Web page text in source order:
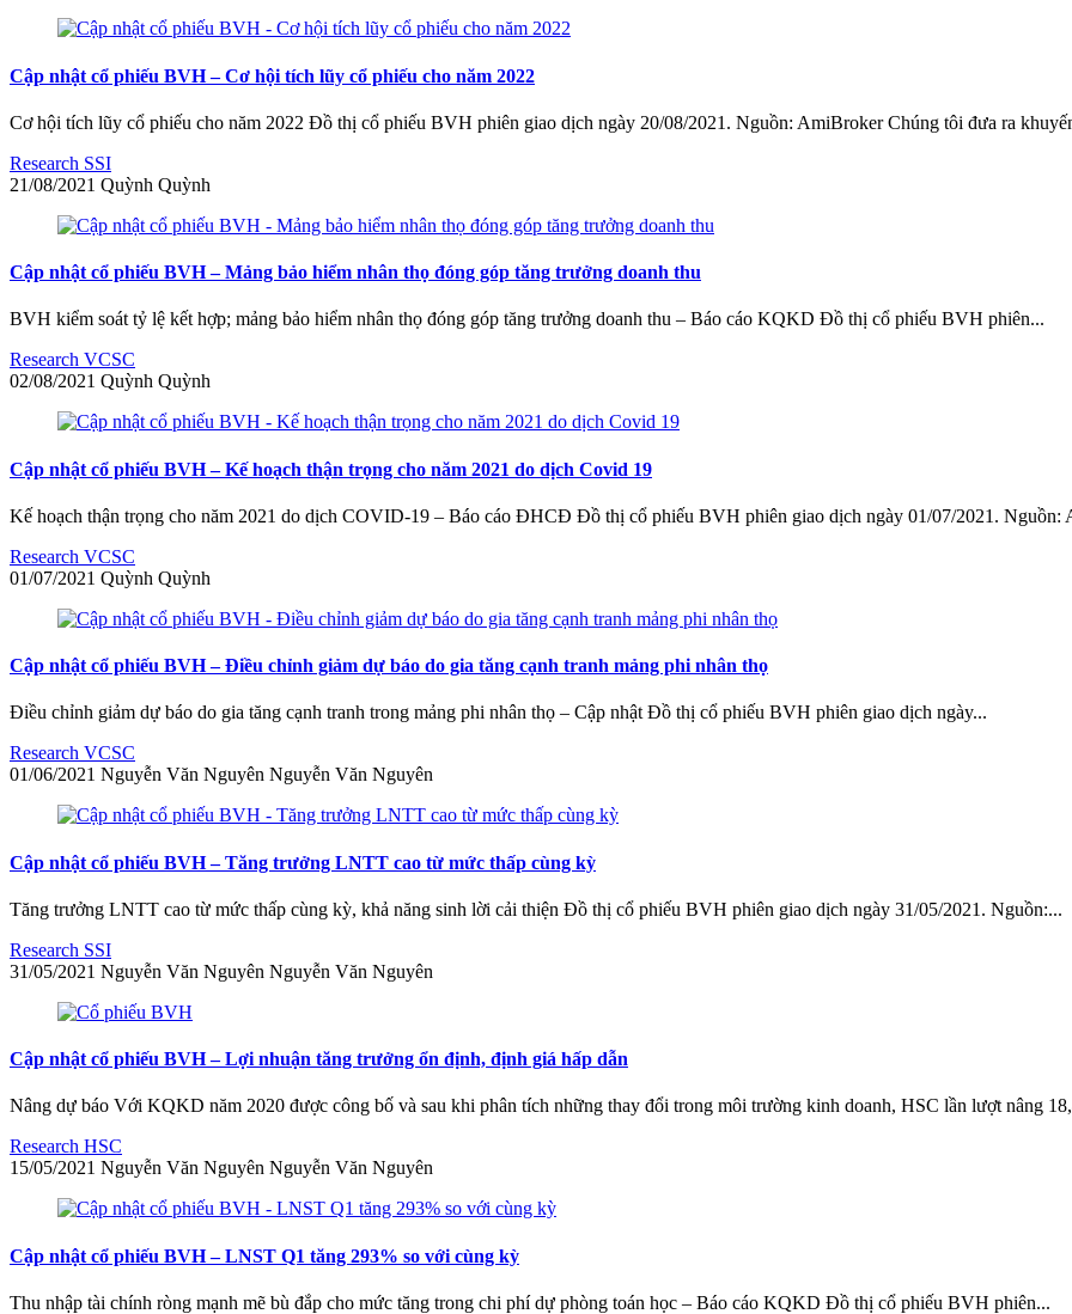
Cập nhật cổ phiếu BVH – Cơ hội tích lũy cổ phiếu cho năm 2022
Cơ hội tích lũy cổ phiếu cho năm 2022 Đồ thị cổ phiếu BVH phiên giao dịch ngày 20/08/2021. Nguồn: AmiBroker Chúng tôi đưa ra
Research SSI
21/08/2021 Quỳnh Quỳnh
Cập nhật cổ phiếu BVH – Mảng bảo hiểm nhân thọ đóng góp tăng trưởng doanh thu
BVH kiểm soát tỷ lệ kết hợp; mảng bảo hiểm nhân thọ đóng góp tăng trưởng doanh thu – Báo cáo KQKD Đồ thị cổ phiếu BVH phiên...
Research VCSC
02/08/2021 Quỳnh Quỳnh
Cập nhật cổ phiếu BVH – Kế hoạch thận trọng cho năm 2021 do dịch Covid 19
Kế hoạch thận trọng cho năm 2021 do dịch COVID-19 – Báo cáo ĐHCĐ Đồ thị cổ phiếu BVH phiên giao dịch ngày 01/07/2021.
Research VCSC
01/07/2021 Quỳnh Quỳnh
Cập nhật cổ phiếu BVH – Điều chỉnh giảm dự báo do gia tăng cạnh tranh mảng phi nhân thọ
Điều chỉnh giảm dự báo do gia tăng cạnh tranh trong mảng phi nhân thọ – Cập nhật Đồ thị cổ phiếu BVH phiên giao dịch ngày...
Research VCSC
01/06/2021 Nguyễn Văn Nguyên Nguyễn Văn Nguyên
Cập nhật cổ phiếu BVH – Tăng trưởng LNTT cao từ mức thấp cùng kỳ
Tăng trưởng LNTT cao từ mức thấp cùng kỳ, khả năng sinh lời cải thiện Đồ thị cổ phiếu BVH phiên giao dịch ngày 31/05/2021. Nguồn:...
Research SSI
31/05/2021 Nguyễn Văn Nguyên Nguyễn Văn Nguyên
Cập nhật cổ phiếu BVH – Lợi nhuận tăng trưởng ổn định, định giá hấp dẫn
Nâng dự báo Với KQKD năm 2020 được công bố và sau khi phân tích những thay đổi trong môi trường kinh doanh, HSC lần lượt nâng
Research HSC
15/05/2021 Nguyễn Văn Nguyên Nguyễn Văn Nguyên
Cập nhật cổ phiếu BVH – LNST Q1 tăng 293% so với cùng kỳ
Thu nhập tài chính ròng mạnh mẽ bù đắp cho mức tăng trong chi phí dự phòng toán học – Báo cáo KQKD Đồ thị cổ phiếu BVH phiên...